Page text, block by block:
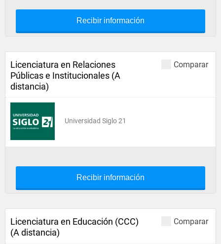
Recibir información
Comparar
Licenciatura en Relaciones
Públicas e Institucionales (A
distancia)
Universidad Siglo 21
Recibir información
Comparar
Licenciatura en Educación (CCC)
(A distancia)